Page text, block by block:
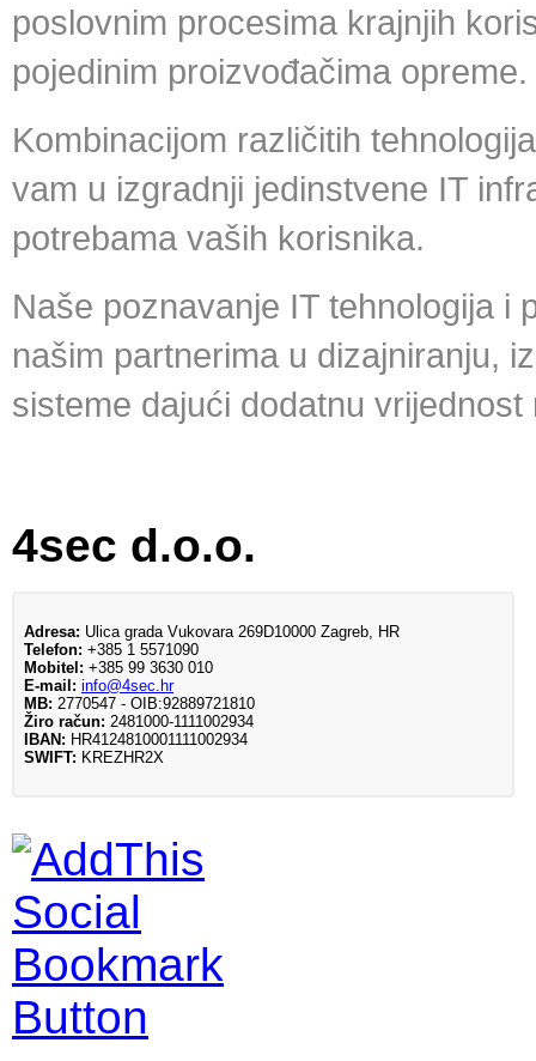
poslovnim procesima krajnjih
pojedinim proizvođačima opreme.
Kombinacijom različitih
vam u izgradnji jedinstvene IT
potrebama vaših korisnika.
Naše poznavanje IT tehnologija i
našim partnerima u dizajniranju,
sisteme dajući dodatnu
4sec d.o.o.
Adresa: Ulica grada Vukovara 269D10000 Zagreb, HR
Telefon: +385 1 5571090
Mobitel: +385 99 3630 010
E-mail: info@4sec.hr
MB: 2770547 - OIB:92889721810
Žiro račun: 2481000-1111002934
IBAN: HR4124810001111002934
SWIFT: KREZHR2X